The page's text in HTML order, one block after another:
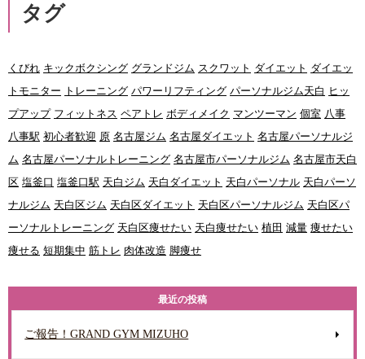
タグ
くびれ キックボクシング グランドジム スクワット ダイエット ダイエッ
トモニター トレーニング パワーリフティング パーソナルジム天白 ヒッ
プアップ フィットネス ペアトレ ボディメイク マンツーマン 個室 八事
八事駅 初心者歓迎 原 名古屋ジム 名古屋ダイエット 名古屋パーソナルジ
ム 名古屋パーソナルトレーニング 名古屋市パーソナルジム 名古屋市天白
区 塩釜口 塩釜口駅 天白ジム 天白ダイエット 天白パーソナル 天白パーソ
ナルジム 天白区ジム 天白区ダイエット 天白区パーソナルジム 天白区パ
ーソナルトレーニング 天白区痩せたい 天白痩せたい 植田 減量 痩せたい
痩せる 短期集中 筋トレ 肉体改造 脚痩せ
最近の投稿
ご報告！GRAND GYM MIZUHO